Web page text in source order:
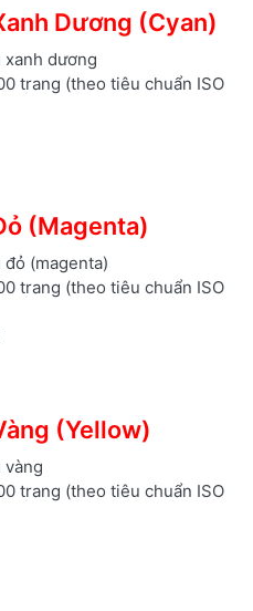
Dương (Cyan)
xanh dương
trang (theo tiêu chuẩn ISO
(Magenta)
đỏ (magenta)
trang (theo tiêu chuẩn ISO
(Yellow)
vàng
trang (theo tiêu chuẩn ISO